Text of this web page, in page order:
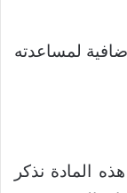
لمساعدته
المادة نذكر